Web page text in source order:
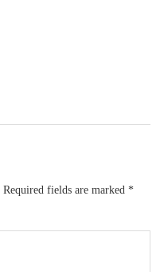
Required fields are marked *